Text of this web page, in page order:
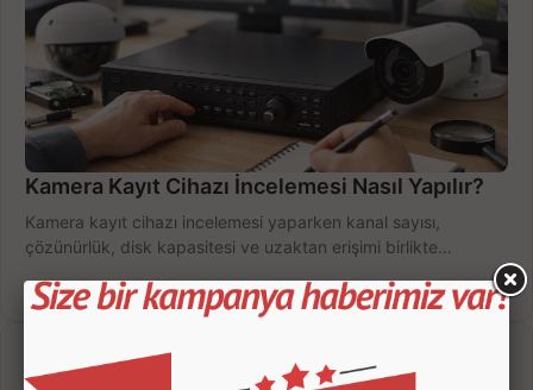
Kamera Kayıt Cihazı İncelemesi Nasıl Yapılır?
Kamera kayıt cihazı incelemesi yaparken kanal sayısı,
çözünürlük, disk kapasitesi ve uzaktan erişimi birlikte
16 Temmuz 2026